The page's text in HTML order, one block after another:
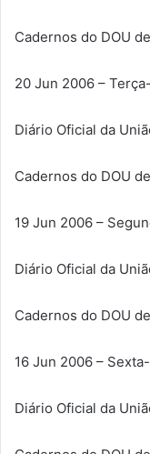
Cadernos do DOU
20 Jun 2006 –
Diário Oficial da
Cadernos do DOU
19 Jun 2006 –
Diário Oficial da
Cadernos do DOU
16 Jun 2006 –
Diário Oficial da